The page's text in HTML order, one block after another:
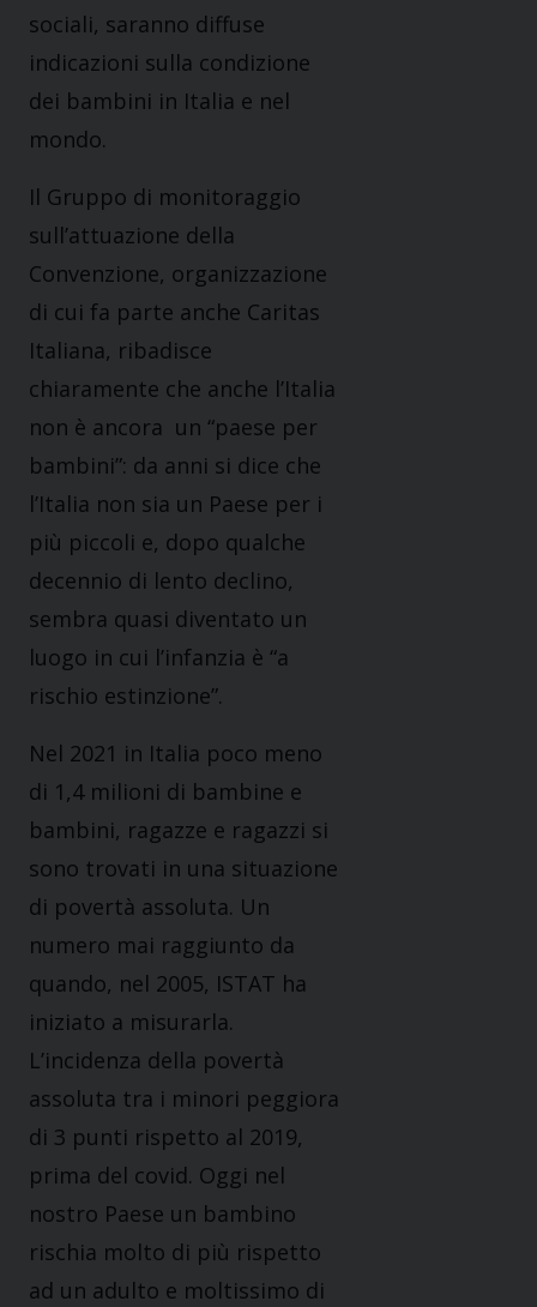
sociali, saranno diffuse
indicazioni sulla condizione
dei bambini in Italia e nel
mondo.
Il Gruppo di monitoraggio
sull’attuazione della
Convenzione, organizzazione
di cui fa parte anche Caritas
Italiana, ribadisce
chiaramente che anche l’Italia
non è ancora un “paese per
bambini”: da anni si dice che
l’Italia non sia un Paese per i
più piccoli e, dopo qualche
decennio di lento declino,
sembra quasi diventato un
luogo in cui l’infanzia è “a
rischio estinzione”.
Nel 2021 in Italia poco meno
di 1,4 milioni di bambine e
bambini, ragazze e ragazzi si
sono trovati in una situazione
di povertà assoluta. Un
numero mai raggiunto da
quando, nel 2005, ISTAT ha
iniziato a misurarla.
L’incidenza della povertà
assoluta tra i minori peggiora
di 3 punti rispetto al 2019,
prima del covid. Oggi nel
nostro Paese un bambino
rischia molto di più rispetto
ad un adulto e moltissimo di